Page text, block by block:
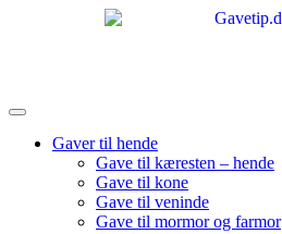
Gaver til hende
Gave til kæresten – hende
Gave til kone
Gave til veninde
Gave til mormor og farmor